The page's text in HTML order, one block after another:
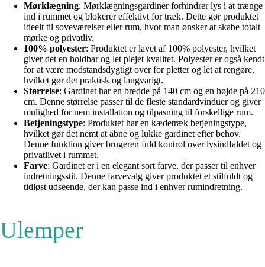
Mørklægning: Mørklægningsgardiner forhindrer lys i at trænge
ind i rummet og blokerer effektivt for træk. Dette gør produktet
ideelt til soveværelser eller rum, hvor man ønsker at skabe totalt
mørke og privatliv.
100% polyester: Produktet er lavet af 100% polyester, hvilket
giver det en holdbar og let plejet kvalitet. Polyester er også kendt
for at være modstandsdygtigt over for pletter og let at rengøre,
hvilket gør det praktisk og langvarigt.
Størrelse: Gardinet har en bredde på 140 cm og en højde på 210
cm. Denne størrelse passer til de fleste standardvinduer og giver
mulighed for nem installation og tilpasning til forskellige rum.
Betjeningstype: Produktet har en kædetræk betjeningstype,
hvilket gør det nemt at åbne og lukke gardinet efter behov.
Denne funktion giver brugeren fuld kontrol over lysindfaldet og
privatlivet i rummet.
Farve: Gardinet er i en elegant sort farve, der passer til enhver
indretningsstil. Denne farvevalg giver produktet et stilfuldt og
tidløst udseende, der kan passe ind i enhver rumindretning.
Ulemper